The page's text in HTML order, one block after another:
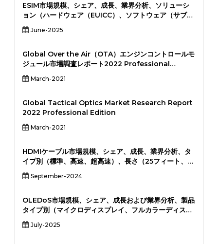
ESIM市場規模、シェア、成長、業界分析、ソリューシ
ョン（ハードウェア（EUICC）、ソフトウェア（サブス
クリプション管理、リモートプロビジョニング）、アプ
リケーション（スマートフォン、ラップトップ/タブレッ
ドユーザー（消費者、企業、通信事業者、OEM、
OEM）、地域分析、2024-2031
June-2025
Global Over the Air（OTA）エンジンコントロールモ
ジュール市場調査レポート2022 Professional
Edition
March-2021
Global Tactical Optics Market Research Report
2022 Professional Edition
March-2021
HDMIケーブル市場規模、シェア、成長、業界分析、タ
イプ別（標準、高速、超高速）、長さ（25フィート、
25-50フィート、50フィート以上）、グレードごと
（HDMI 1.4、HDMI 2.0、HDMI 2.0、HDMI 2.1）、ア
デイベード、デイボットシステムなど） （オフライン、
オンライン）、および地域分析、2024-2031
September-2024
OLEDoS市場規模、シェア、成長および業界分析、製品
タイプ別（マイクロディスプレイ、フルカラーディスプ
レイ、モノクロディスプレイ）、アプリケーション別
（拡張現実、仮想現実、医療画像処理、防衛システム、
July-2025